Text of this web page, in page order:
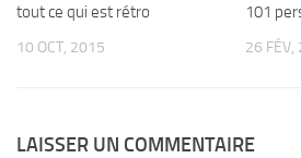
tout ce qui est rétro
10 OCT, 2015
101
26 FÉV,
LAISSER UN COMMENTAIRE